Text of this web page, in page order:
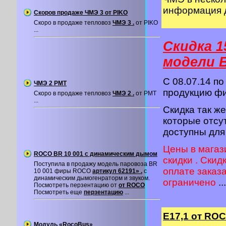
Скоров продаже ЧМЭ 3 от PIKO
Скоро в продаже тепловоз ЧМЭ 3 . от PIKO
...
ЧМЭ 2 PMT
Скоро в продаже тепловоз ЧМЭ 2 . от PMT
...
ROCO BR 10 001 с динамическим дымом
Поступила в продажу модель паровоза BR
10 001 фиры ROCO артикул 62191» . с
динамическим дымогенраторм и звуком.
Посмотреть перзентацию от от ROCO
Посмотреть еще перзентацию ...
Модуль «RocoBus»
информация
Скидка
модели
C 08.07.14
продукцию
Скидка так
которые
доступны
Цены в
скидки .
оплате
ограничено ...
Е17,1 от